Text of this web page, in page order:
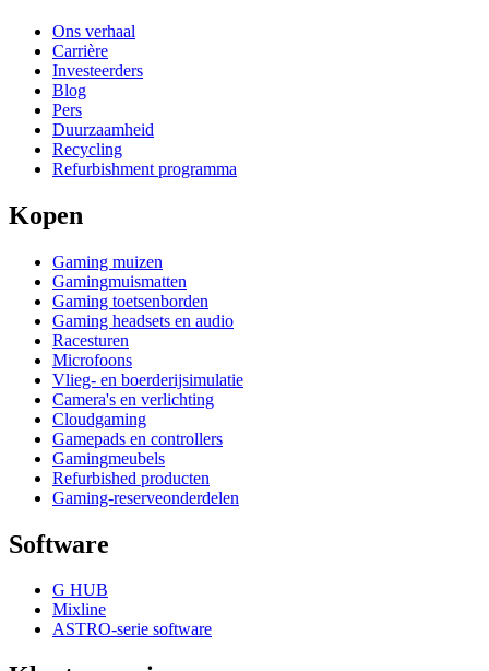
Ons verhaal
Carrière
Investeerders
Blog
Pers
Duurzaamheid
Recycling
Refurbishment programma
Kopen
Gaming muizen
Gamingmuismatten
Gaming toetsenborden
Gaming headsets en audio
Racesturen
Microfoons
Vlieg- en boerderijsimulatie
Camera's en verlichting
Cloudgaming
Gamepads en controllers
Gamingmeubels
Refurbished producten
Gaming-reserveonderdelen
Software
G HUB
Mixline
ASTRO-serie software